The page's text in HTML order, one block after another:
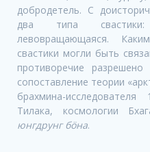
добродетель. С
два типа
левовращающаяся.
свастики могли быть
противоречие
сопоставление теории
брахмина-
Тилака, космологии
юнгдрунг бöна.